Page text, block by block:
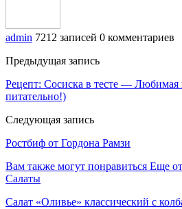
admin 7212 записей 0 комментариев
Предыдущая запись
Рецепт: Сосиска в тесте — Любимая
питательно!)
Следующая запись
Ростбиф от Гордона Рамзи
Вам также могут понравиться Еще
Салаты
Салат «Оливье» классический с